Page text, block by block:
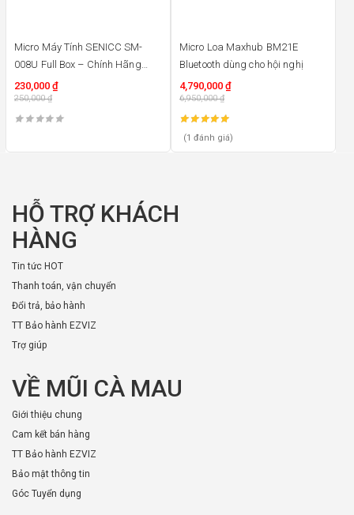
Micro Máy Tính SENICC SM-
008U Full Box – Chính Hãng
100%
230,000 ₫
250,000₫
Micro Loa Maxhub BM21E
Bluetooth dùng cho hội nghị
4,790,000 ₫
6,950,000₫
(1 đánh giá)
HỖ TRỢ KHÁCH
HÀNG
Tin tức HOT
Thanh toán, vận chuyển
Đổi trả, bảo hành
TT Bảo hành EZVIZ
Trợ giúp
VỀ MŨI CÀ MAU
Giới thiệu chung
Cam kết bán hàng
TT Bảo hành EZVIZ
Bảo mật thông tin
Góc Tuyển dụng